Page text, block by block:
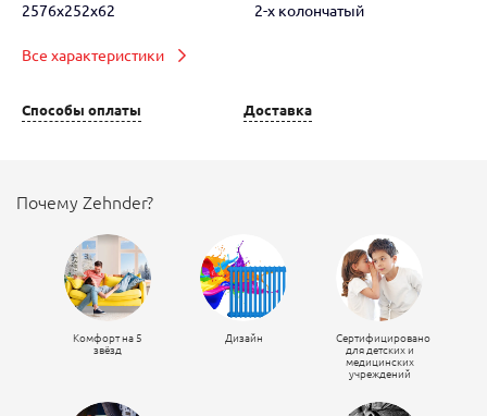
2576x252x62
2-х колончатый
Все характеристики
Способы оплаты Доставка
Почему Zehnder?
Комфорт на 5
звёзд
Дизайн
Сертифицировано
для детских и
медицинских
учреждений